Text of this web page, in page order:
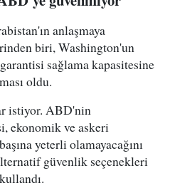
anlaşmaya
biri, Washington'un
sağlama kapasitesine
oldu.
istiyor. ABD'nin
ekonomik ve askeri
yeterli olamayacağını
güvenlik seçenekleri